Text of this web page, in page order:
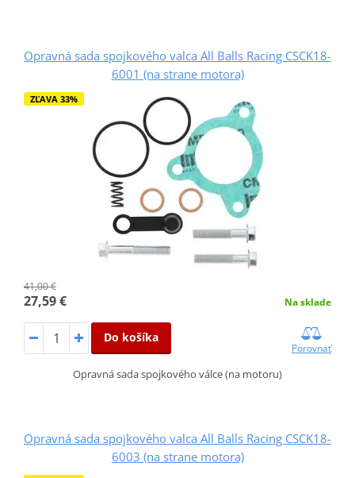
Opravná sada spojkového valca All Balls Racing CSCK18-
6001 (na strane motora)
ZĽAVA 33%
41,00 €
27,59 € Na sklade
Do košíka
Porovnať
Opravná sada spojkového válce (na motoru)
Opravná sada spojkového valca All Balls Racing CSCK18-
6003 (na strane motora)